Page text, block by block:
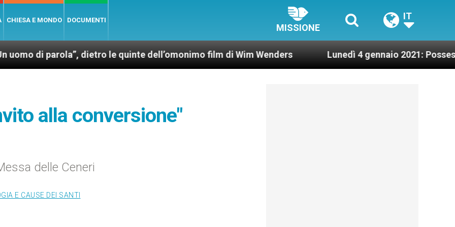
CHIESA E MONDO DOCUMENTI
MISSIONE
IT
dietro le quinte dell’omonimo film di Wim Wenders Lunedì 4 gennaio 2021: Possesso
alla conversione"
delle Ceneri
E CAUSE DEI SANTI